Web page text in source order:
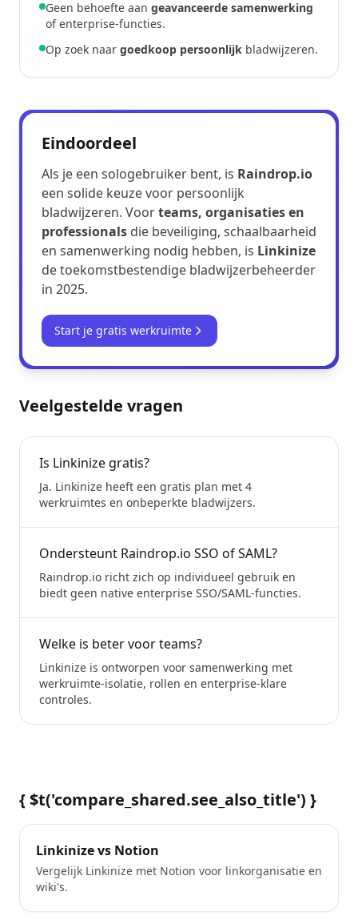
Geen behoefte aan geavanceerde samenwerking
of enterprise-functies.
Op zoek naar goedkoop persoonlijk bladwijzeren.
Eindoordeel
Als je een sologebruiker bent, is Raindrop.io
een solide keuze voor persoonlijk
bladwijzeren. Voorteams, organisaties en
professionals die beveiliging, schaalbaarheid
en samenwerking nodig hebben, is Linkinize
de toekomstbestendige bladwijzerbeheerder
in 2025.
Start je gratis werkruimte
Veelgestelde vragen
Is Linkinize gratis?
Ja. Linkinize heeft een gratis plan met 4
werkruimtes en onbeperkte bladwijzers.
Ondersteunt Raindrop.io SSO of SAML?
Raindrop.io richt zich op individueel gebruik en
biedt geen native enterprise SSO/SAML-functies.
Welke is beter voor teams?
Linkinize is ontworpen voor samenwerking met
werkruimte-isolatie, rollen en enterprise-klare
controles.
{ $t('compare_shared.see_also_title') }
Linkinize vs Notion
Vergelijk Linkinize met Notion voor linkorganisatie en
wiki's.